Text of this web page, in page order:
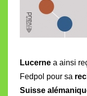
Lucerne a ainsi
Fedpol pour sa
Suisse